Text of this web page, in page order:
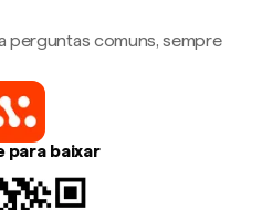
perguntas comuns, sempre
para baixar